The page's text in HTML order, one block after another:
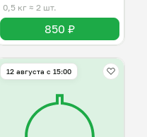
0,5 кг ≈ 2 шт.
850 ₽
12 августа с 15:00